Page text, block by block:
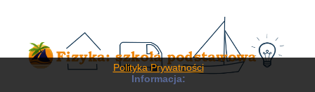
Polityka Prywatności
Informacja: